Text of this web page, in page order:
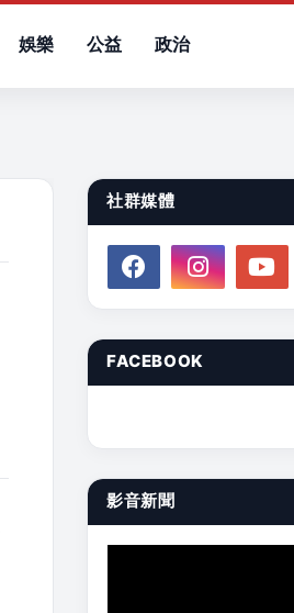
娛樂 公益 政治
社群媒體
FACEBOOK
影音新聞